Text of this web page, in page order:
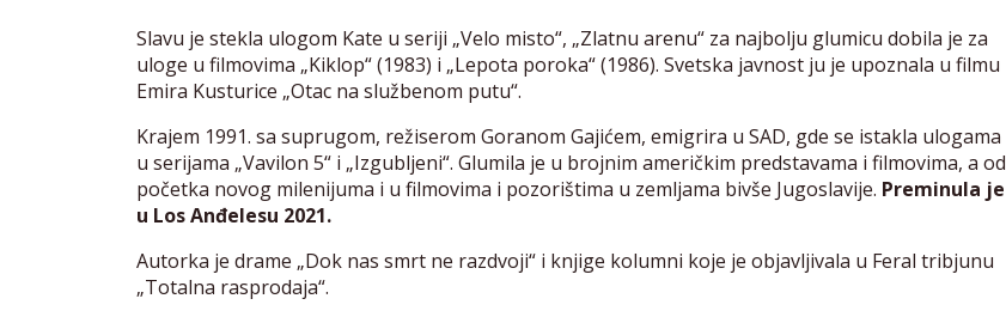
Slavu je stekla ulogom Kate u seriji „Velo misto“, „Zlatnu arenu“ za najbolju glumicu dobila je za
uloge u filmovima „Kiklop“ (1983) i „Lepota poroka“ (1986). Svetska javnost ju je upoznala u filmu
Emira Kusturice „Otac na službenom putu“.
Krajem 1991. sa suprugom, režiserom Goranom Gajićem, emigrira u SAD, gde se istakla ulogama
u serijama „Vavilon 5“ i „Izgubljeni“. Glumila je u brojnim američkim predstavama i filmovima, a od
početka novog milenijuma i u filmovima i pozorištima u zemljama bivše Jugoslavije. Preminula je
u Los Anđelesu 2021.
Autorka je drame „Dok nas smrt ne razdvoji“ i knjige kolumni koje je objavljivala u Feral tribjunu
„Totalna rasprodaja“.